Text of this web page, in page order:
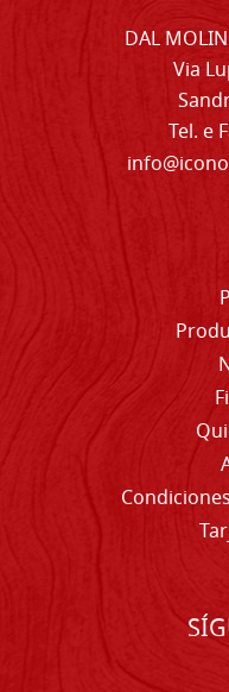
DAL
Via
Tel. e